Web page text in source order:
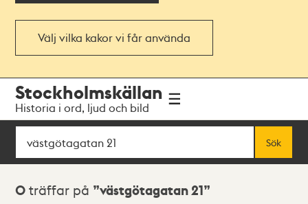
Välj vilka kakor vi får använda
navigationen
huvudinnehållet
Stockholmskällan
Historia i ord, ljud och bild
Sök
Sök
Sökresultat
0 träffar på västgötagatan 21